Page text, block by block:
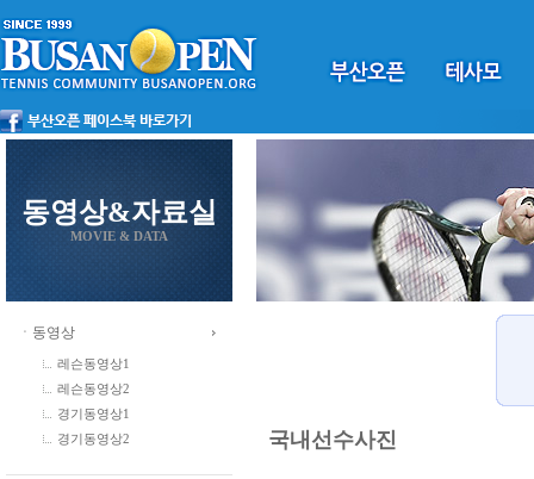
동영상&자료실
MOVIE & DATA
ㆍ동영상
레슨동영상1
레슨동영상2
경기동영상1
경기동영상2
국내선수사진